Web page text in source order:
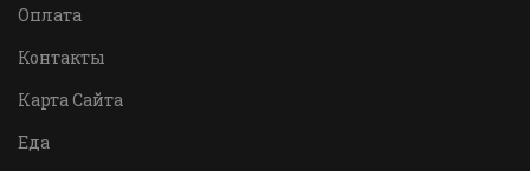
Оплата
Контакты
Карта Сайта
Еда